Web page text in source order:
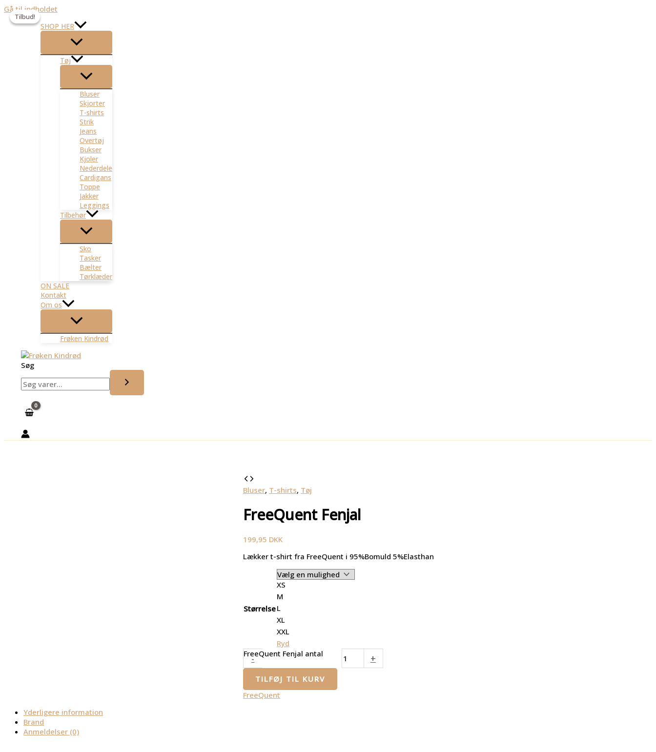
Gå til indholdet
SHOP HER
Tøj
Bluser
Skjorter
T-shirts
Strik
Jeans
Overtøj
Bukser
Kjoler
Nederdele
Cardigans
Toppe
Jakker
Leggings
Tilbehør
Sko
Tasker
Bælter
Tørklæder
ON SALE
Kontakt
Om os
Frøken Kindrød
Søg
Bluser, T-shirts, Tøj
FreeQuent Fenjal
199,95 DKK
Lækker t-shirt fra FreeQuent i 95%Bomuld 5%Elasthan
Størrelse
XS
M
L
XL
XXL
Ryd
-
FreeQuent Fenjal antal +
TILFØJ TIL KURV
FreeQuent
Yderligere information
Brand
Anmeldelser (0)
Tilbud!
Tilbud!